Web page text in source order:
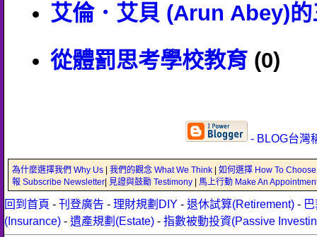
艾倫．艾貝 (Arun Abey)的
從體罰思考學校教育 (0)
- BLOG台灣
為什麼選擇我們 Why Us 我們的觀念 What We Think 如何選擇 How To Choose
報 Subscribe Newsletter 見證與鼓勵 Testimony 馬上行動 Make An
回到首頁 - 刊登廣告 - 理財規劃DIY - 退休試算(Retirement) -
(Insurance) - 遺產規劃(Estate) - 指數被動投資(Passive